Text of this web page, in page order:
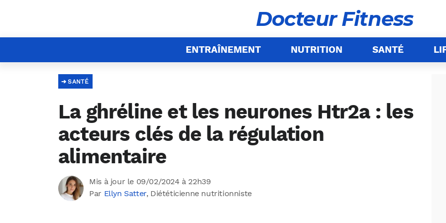
Docteur Fitness
ENTRAÎNEMENT NUTRITION SANTÉ
SANTÉ
La ghréline et les neurones Htr2a : les
acteurs clés de la régulation
alimentaire
Mis à jour le 09/02/2024 à 22h39
Par Ellyn Satter, Diététicienne nutritionniste